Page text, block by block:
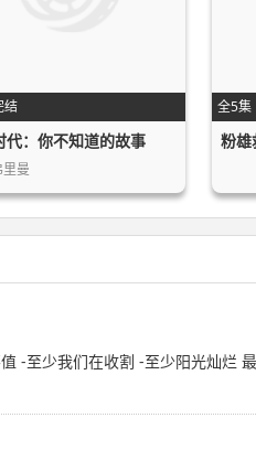
结
代：你不知道的故事
里曼
全5集
粉雄
-至少我们在收割 -至少阳光灿烂